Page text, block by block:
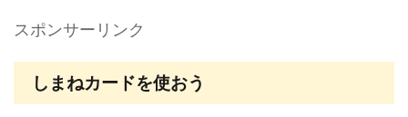
スポンサーリンク
しまねカードを使おう